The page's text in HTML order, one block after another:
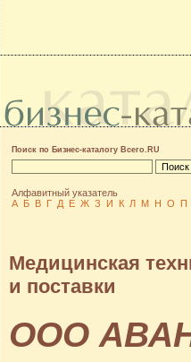
Поиск по Бизнес-каталогу Всего.RU
Алфавитный указатель
А Б В Г Д Е Ж З И К Л М Н О П
Медицинская
и поставки
ООО